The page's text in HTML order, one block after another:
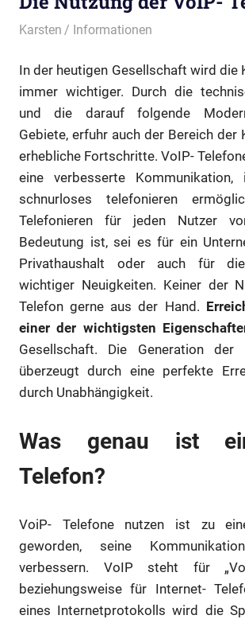
12. September 2012
Karsten Informationen
In der heutigen Gesellschaft wird die
immer wichtiger. Durch die
und die darauf folgende
Gebiete, erfuhr auch der Bereich der
erhebliche Fortschritte. VoIP-
eine verbesserte
schnurloses telefonieren
Telefonieren für jeden Nutzer
Bedeutung ist, sei es für ein
Privathaushalt oder auch für
wichtiger Neuigkeiten. Keiner der
Telefon gerne aus der Hand.
einer der wichtigsten
Gesellschaft. Die Generation der
überzeugt durch eine perfekte
durch Unabhängigkeit.
Was genau ist
Telefon?
VoiP- Telefone nutzen ist zu
geworden, seine
verbessern. VoIP steht für
beziehungsweise für Internet-
eines Internetprotokolls wird die